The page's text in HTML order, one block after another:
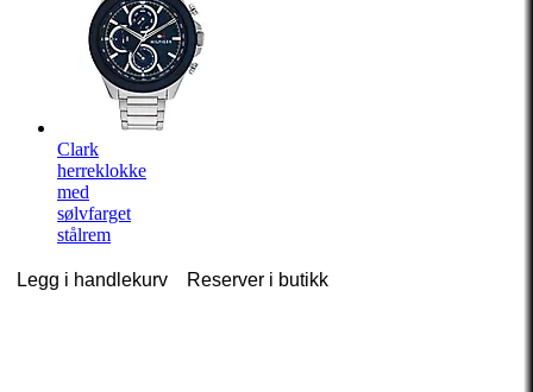
Clark
herreklokke
med
sølvfarget
stålrem
Legg i handlekurv Reserver i butikk